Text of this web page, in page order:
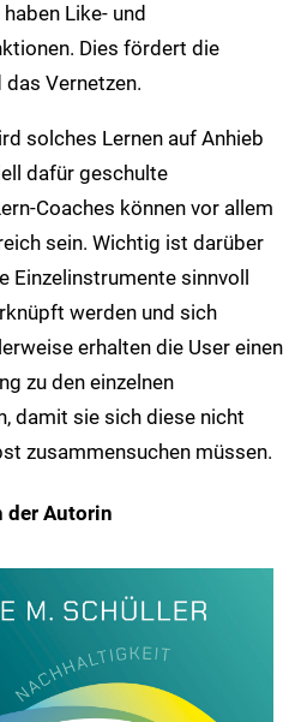
Like- und
Dies fördert die
Vernetzen.
solches Lernen auf Anhieb
dafür geschulte
Coaches können vor allem
sein. Wichtig ist darüber
Einzelinstrumente sinnvoll
werden und sich
erhalten die User einen
zu den einzelnen
damit sie sich diese nicht
zusammensuchen müssen.
der Autorin